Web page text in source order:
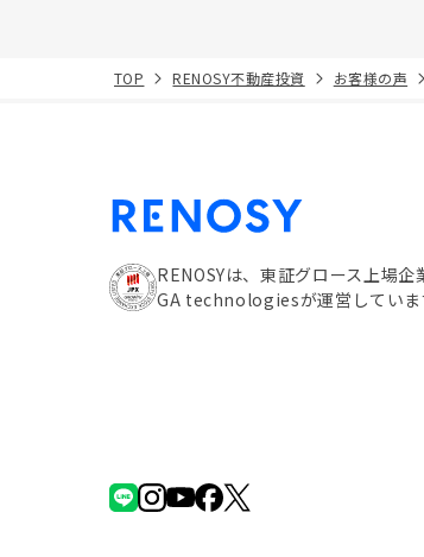
TOP RENOSY不動産投資 お客様の声
RENOSYは、東証グロース上場企
GA technologiesが運営していま